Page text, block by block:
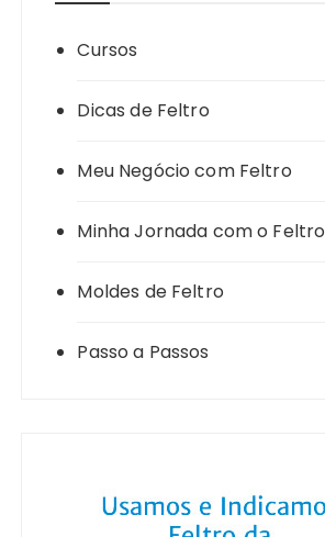
Cursos
Dicas de Feltro
Meu Negócio com Feltro
Minha Jornada com o Feltro
Moldes de Feltro
Passo a Passos